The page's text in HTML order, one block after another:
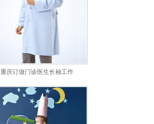
重庆订做门诊医生长袖工作